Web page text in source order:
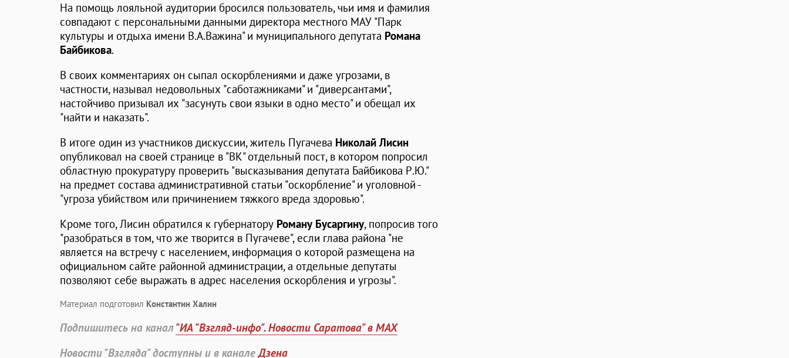
На помощь лояльной аудитории бросился пользователь, чьи имя и фамилия
совпадают с персональными данными директора местного МАУ "Парк
культуры и отдыха имени В.А.Важина" и муниципального депутата Романа
Байбикова.
В своих комментариях он сыпал оскорблениями и даже угрозами, в
частности, называл недовольных "саботажниками" и "диверсантами",
настойчиво призывал их "засунуть свои языки в одно место" и обещал их
"найти и наказать".
В итоге один из участников дискуссии, житель Пугачева Николай Лисин
опубликовал на своей странице в "ВК" отдельный пост, в котором попросил
областную прокуратуру проверить "высказывания депутата Байбикова Р.Ю."
на предмет состава административной статьи "оскорбление" и уголовной -
"угроза убийством или причинением тяжкого вреда здоровью".
Кроме того, Лисин обратился к губернатору Роману Бусаргину, попросив того
"разобраться в том, что же творится в Пугачеве", если глава района "не
является на встречу с населением, информация о которой размещена на
официальном сайте районной администрации, а отдельные депутаты
позволяют себе выражать в адрес населения оскорбления и угрозы".
Материал подготовил Константин Халин
Подпишитесь на канал"ИА "Взгляд-инфо". Новости Саратова" в MAX
Новости "Взгляда" доступны и в каналеДзена